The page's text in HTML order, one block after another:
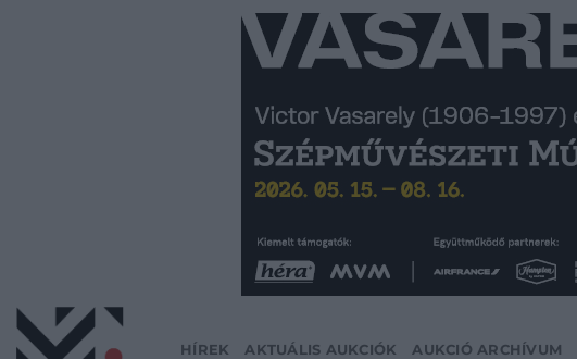
HÍREK AKTUÁLIS AUKCIÓK AUKCIÓ ARCHÍVUM